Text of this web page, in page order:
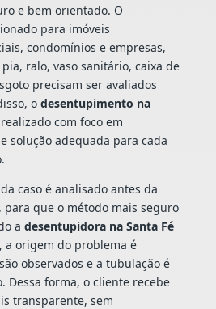
e bem orientado. O
para imóveis
condomínios e empresas,
ralo, vaso sanitário, caixa de
precisam ser avaliados
o desentupimento na
com foco em
solução adequada para cada
caso é analisado antes da
para que o método mais seguro
a desentupidora na Santa Fé
a origem do problema é
observados e a tubulação é
Dessa forma, o cliente recebe
transparente, sem